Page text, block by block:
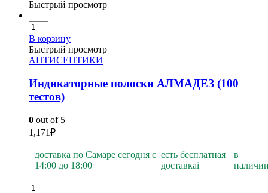
Быстрый просмотр
В корзину
Быстрый просмотр
АНТИСЕПТИКИ
Индикаторные полоски АЛМАДЕЗ (100
тестов)
0 out of 5
1,171₽
доставка по Самаре сегодня с
14:00 до 18:00
есть бесплатная
доставкаi
в